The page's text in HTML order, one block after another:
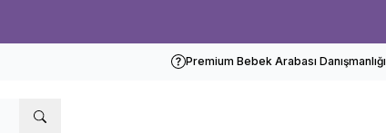
Premium Bebek Arabası Danışmanlığı